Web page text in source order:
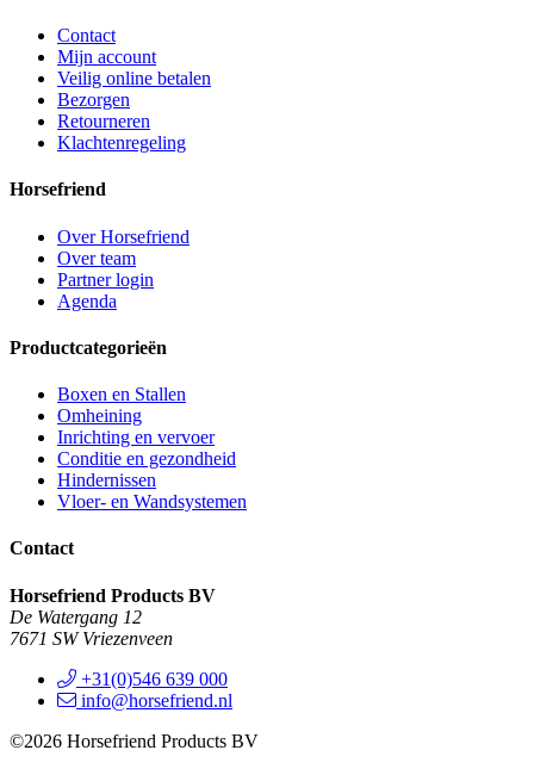
Contact
Mijn account
Veilig online betalen
Bezorgen
Retourneren
Klachtenregeling
Horsefriend
Over Horsefriend
Over team
Partner login
Agenda
Productcategorieën
Boxen en Stallen
Omheining
Inrichting en vervoer
Conditie en gezondheid
Hindernissen
Vloer- en Wandsystemen
Contact
Horsefriend Products BV
De Watergang 12
7671 SW Vriezenveen
+31(0)546 639 000
info@horsefriend.nl
©2026 Horsefriend Products BV